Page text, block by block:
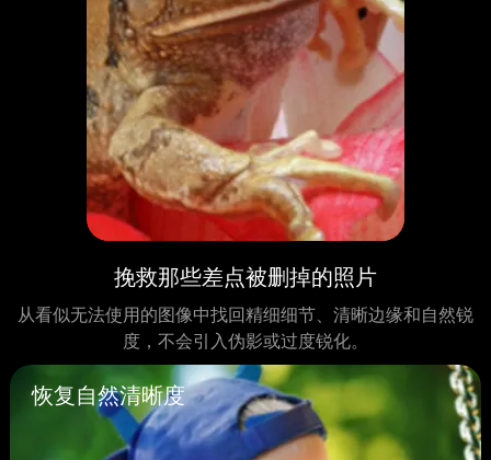
挽救那些差点被删掉的照片
从看似无法使用的图像中找回精细细节、清晰边缘和自然锐
度，不会引入伪影或过度锐化。
恢复自然清晰度